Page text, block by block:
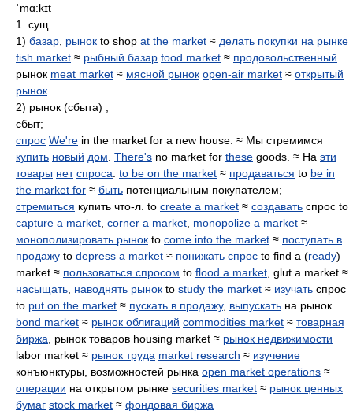
ˈmɑ:kɪt
1. сущ.
1) базар рынок to shop at the market ≈ делать покупки на рынке
fish market ≈ рыбный базар food market ≈ продовольственный
рынок meat market ≈ мясной рынок open-air market ≈ открытый
рынок
2) рынок (сбыта) ;
сбыт;
спрос We're in the market for a new house. ≈ Мы стремимся
купить новый дом There's no market for these goods. ≈ На эти
товары нет спроса to be on the market ≈ продаваться to be in
the market for ≈ быть потенциальным покупателем;
стремиться купить что-л. to create a market ≈ создавать спрос to
capture a market corner a market monopolize a market ≈
монополизировать рынок to come into the market ≈ поступать в
продажу to depress a market ≈ понижать спрос to find a (ready)
market ≈ пользоваться спросом to flood a market , glut a market ≈
насыщать наводнять рынок to study the market ≈ изучать спрос
to put on the market ≈ пускать в продажу, выпускать на рынок
bond market ≈ рынок облигаций commodities market ≈ товарная
биржа , рынок товаров housing market ≈ рынок недвижимости
labor market ≈ рынок труда market research ≈ изучение
конъюнктуры, возможностей рынка open market operations ≈
операции на открытом рынке securities market ≈ рынок ценных
бумаг stock market ≈ фондовая биржа